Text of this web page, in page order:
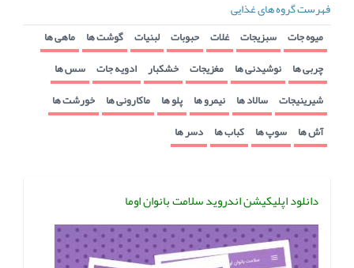
فهرست گروه های غذایی
میوه جات سبزیجات غلات حبوبات لبنیات گوشت ها ماهی ها
چربی ها نوشیدنی ها مغزیجات خشکبار ادویه جات سس ها
شیرینیجات سالاد ها نیمرو ها پلو ها ماکارونی ها خورشت ها
آش ها سوپ ها کباب ها دسر ها
دانلود اپلیکیشن اندروید سلامت بانوان اوما